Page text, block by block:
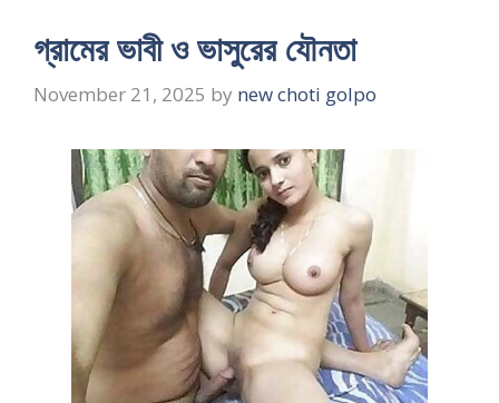
গ্রামের ভাবী ও ভাসুরের যৌনতা
November 21, 2025 by new choti golpo